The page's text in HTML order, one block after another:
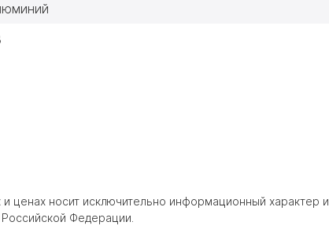
и ценах носит исключительно информационный
Федерации.